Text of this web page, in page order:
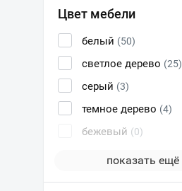
Цвет мебели
белый (50)
светлое дерево (25)
серый (3)
темное дерево (4)
бежевый (0)
показать ещё